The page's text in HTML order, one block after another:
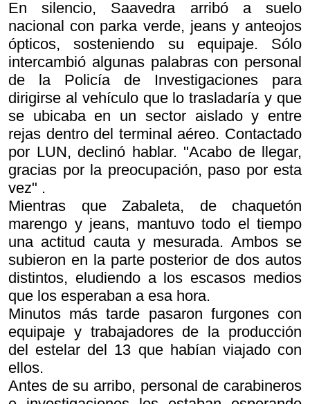
En silencio, Saavedra arribó a suelo
nacional con parka verde, jeans y anteojos
ópticos, sosteniendo su equipaje. Sólo
intercambió algunas palabras con personal
de la Policía de Investigaciones para
dirigirse al vehículo que lo trasladaría y que
se ubicaba en un sector aislado y entre
rejas dentro del terminal aéreo. Contactado
por LUN, declinó hablar. "Acabo de llegar,
gracias por la preocupación, paso por esta
vez" .
Mientras que Zabaleta, de chaquetón
marengo y jeans, mantuvo todo el tiempo
una actitud cauta y mesurada. Ambos se
subieron en la parte posterior de dos autos
distintos, eludiendo a los escasos medios
que los esperaban a esa hora.
Minutos más tarde pasaron furgones con
equipaje y trabajadores de la producción
del estelar del 13 que habían viajado con
ellos.
Antes de su arribo, personal de carabineros